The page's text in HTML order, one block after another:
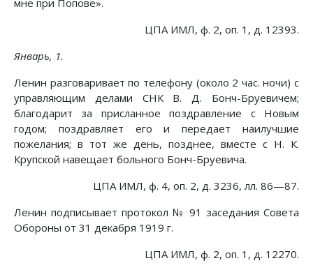
мне при Попове».
ЦПА ИМЛ, ф. 2, оп. 1, д. 12393.
Январь, 1.
Ленин разговаривает по телефону (около 2 час. ночи) с
управляющим делами СНК В. Д. Бонч-Бруевичем;
благодарит за присланное поздравление с Новым
годом; поздравляет его и передает наилучшие
пожелания; в тот же день, позднее, вместе с Н. К.
Крупской навещает больного Бонч-Бруевича.
ЦПА ИМЛ, ф. 4, оп. 2, д. 3236, лл. 86—87.
Ленин подписывает протокол № 91 заседания Совета
Обороны от 31 декабря 1919 г.
ЦПА ИМЛ, ф. 2, оп. 1, д. 12270.